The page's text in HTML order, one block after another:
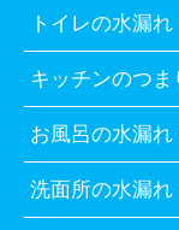
トイレの水漏
キッチンのつ
お風呂の水漏
洗面所の水漏れ